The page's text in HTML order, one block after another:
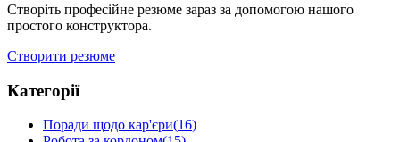
Створіть професійне резюме зараз за допомогою нашого
простого конструктора.
Створити резюме
Категорії
Поради щодо кар'єри(16)